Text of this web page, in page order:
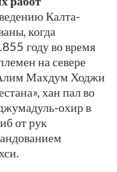
Калта-
когда
году во время
на севере
Махдум Ходжи
хан пал во
охир в
от рук